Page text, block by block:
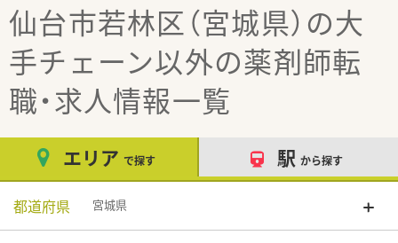
仙台市若林区（宮城県）の大
手チェーン以外の薬剤師転
職・求人情報一覧
エリア で探す 駅 から探す
都道府県 宮城県